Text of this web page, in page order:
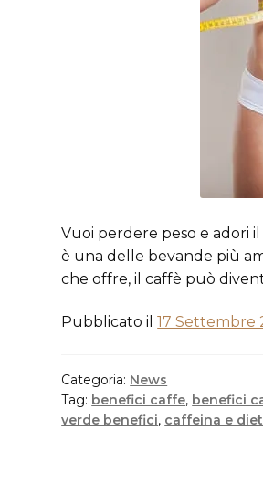
Vuoi perdere peso e adori
è una delle bevande più
che offre, il caffè può
Pubblicato il17 Settembre
Categoria: News
Tag: benefici caffe, benefici
verde benefici, caffeina e